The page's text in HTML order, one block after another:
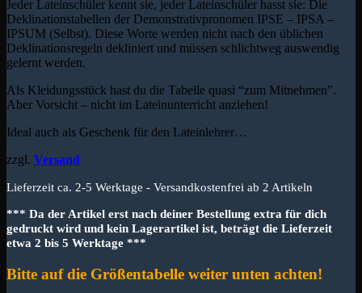
Jeder Lateinschüler kennt sie, jeder Lateinschüler hasst sie: Die
Deklinationstabellen der Demonstrativpronomen IPSE – IPSA –
IPSUM (Selbst). Diese Worte werden nicht nach den üblichen
Deklinationsregeln dekliniert und müssen schlichtweg auswendig
gelernt werden.
Als Kleidungsstück hast du die Tabelle quasi “zum Mitnehmen”.
Aber Vorsicht – nicht im Lateinunterricht anziehen!
Ideal auch als Geschenk für den Lateinlehrer…
zzgl. Versand
Lieferzeit ca. 2-5 Werktage - Versandkostenfrei ab 2 Artikeln
*** Da der Artikel erst nach deiner Bestellung extra für dich
gedruckt wird und kein Lagerartikel ist, beträgt die Lieferzeit
etwa 2 bis 5 Werktage ***
Bitte auf die Größentabelle weiter unten achten!